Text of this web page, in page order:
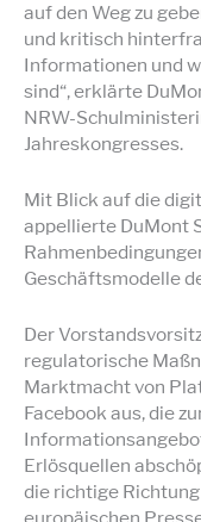
auf den Weg zu
und kritisch
Informationen und
sind“, erklärte
NRW-
Jahreskongresses.
Mit Blick auf die
appellierte DuMont
Geschäftsmodelle
Der
regulatorische
Marktmacht von
Facebook aus, die
Erlösquellen
die richtige